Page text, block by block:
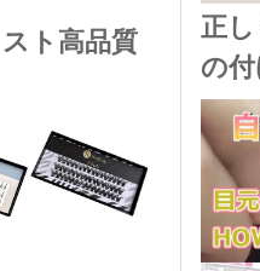
ト高品質
正
の付